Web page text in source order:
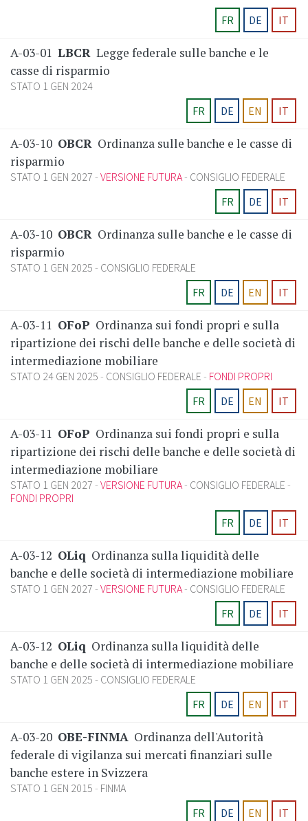
FR
DE IT
A-03-01 LBCR Legge federale sulle banche e le
casse di risparmio
STATO 1 GEN 2024
FR
DE EN IT
A-03-10 OBCR Ordinanza sulle banche e le casse di
risparmio
STATO 1 GEN 2027 VERSIONE FUTURA CONSIGLIO FEDERALE
FR
DE IT
A-03-10 OBCR Ordinanza sulle banche e le casse di
risparmio
STATO 1 GEN 2025
CONSIGLIO FEDERALE
FR
DE EN IT
A-03-11 OFoP Ordinanza sui fondi propri e sulla
ripartizione dei rischi delle banche e delle società di
intermediazione mobiliare
STATO 24 GEN 2025 CONSIGLIO FEDERALE
FONDI PROPRI
FR
DE EN IT
A-03-11 OFoP Ordinanza sui fondi propri e sulla
ripartizione dei rischi delle banche e delle società di
intermediazione mobiliare
STATO 1 GEN 2027 VERSIONE FUTURA CONSIGLIO FEDERALE
FONDI PROPRI
FR
DE IT
A-03-12 OLiq Ordinanza sulla liquidità delle
banche e delle società di intermediazione mobiliare
STATO 1 GEN 2027 VERSIONE FUTURA CONSIGLIO FEDERALE
FR
DE IT
A-03-12 OLiq Ordinanza sulla liquidità delle
banche e delle società di intermediazione mobiliare
STATO 1 GEN 2025
CONSIGLIO FEDERALE
FR
DE EN IT
A-03-20 OBE-FINMA Ordinanza dell'Autorità
federale di vigilanza sui mercati finanziari sulle
banche estere in Svizzera
STATO 1 GEN 2015
FINMA
FR
DE EN IT